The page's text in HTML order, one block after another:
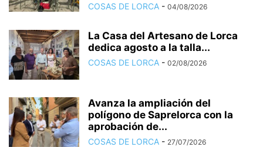
COSAS DE LORCA - 04/08/2026
La Casa del Artesano de Lorca
dedica agosto a la talla...
COSAS DE LORCA - 02/08/2026
Avanza la ampliación del
polígono de Saprelorca con la
aprobación de...
COSAS DE LORCA - 27/07/2026